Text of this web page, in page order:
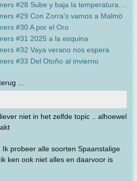
#28 Sube y baja la temperatura....
#29 Con Zorra's vamos a Malmö
#30 A por el Oro
#31 2025 a la esquina
#32 Vaya verano nos espera
#33 Del Otoño al invierno
...
niet in het zelfde topic .. alhoewel
probeer alle soorten Spaanstalige
ken ook niet alles en daarvoor is